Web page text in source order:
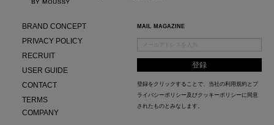
BRAND CONCEPT
PRIVACY POLICY
RECRUIT
USER GUIDE
CONTACT
TERMS
COMPANY
MAIL MAGAZINE
登録をクリックすることで、当社の利用規約と プ
ライバシーポリシー及びクッキーポリシー に同意
されたものとみなします。